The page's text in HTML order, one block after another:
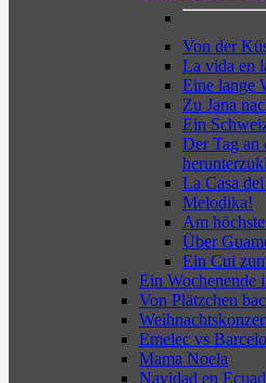
Von der
La vida en
Eine lange
Zu Jana
Ein
Der Tag an
La Casa
Melodika!
Am
Über
Ein Cui
Ein Wochenende
Von Plätzchen
Emelec vs
Mama Noela
Navidad en